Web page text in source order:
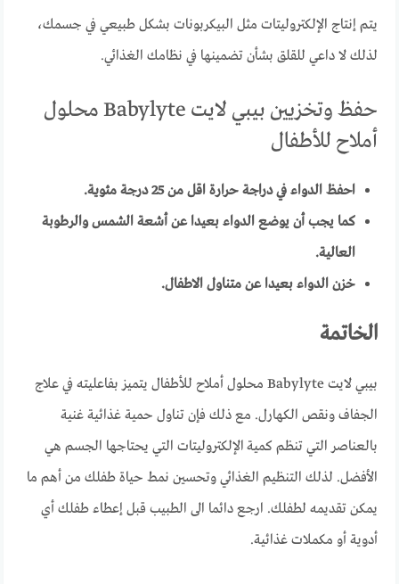
يتم إنتاج الإلكتروليتات مثل البيكربونات بشكل طبيعي في جسمك،
لذلك لا داعي للقلق بشأن تضمينها في نظامك الغذائي.
حفظ وتخزيين بيبي لايت Babylyte محلول
أملاح للأطفال
احفظ الدواء في دراجة حرارة اقل من 25 درجة مئوية.
كما يجب أن يوضع الدواء بعيدا عن أشعة الشمس والرطوبة
العالية.
خزن الدواء بعيدا عن متناول الاطفال.
الخاتمة
بيبي لايت Babylyte محلول أملاح للأطفال يتميز بفاعليته في علاج
الجفاف ونقص الكهارل. مع ذلك فإن تناول حمية غذائية غنية
بالعناصر التي تنظم كمية الإلكتروليتات التي يحتاجها الجسم هي
الأفضل. لذلك التنظيم الغذائي وتحسين نمط حياة طفلك من أهم ما
يمكن تقديمه لطفلك. ارجع دائما الى الطبيب قبل إعطاء طفلك أي
أدوية أو مكملات غذائية.